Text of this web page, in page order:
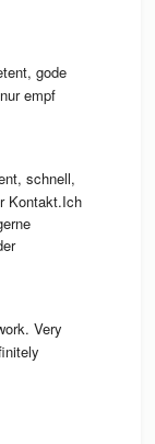
gode
empf
schnell,
Kontakt.Ich
Very